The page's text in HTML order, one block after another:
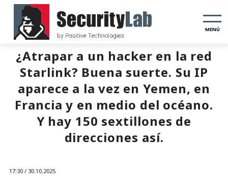
MENÚ
¿Atrapar a un hacker en la red
Starlink? Buena suerte. Su IP
aparece a la vez en Yemen, en
Francia y en medio del océano.
Y hay 150 sextillones de
direcciones así.
17:30 / 30.10.2025